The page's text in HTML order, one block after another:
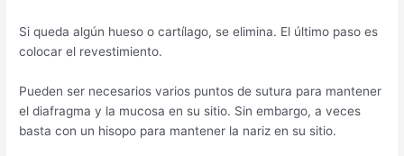
Si queda algún hueso o cartílago, se elimina. El último paso es
colocar el revestimiento.
Pueden ser necesarios varios puntos de sutura para mantener
el diafragma y la mucosa en su sitio. Sin embargo, a veces
basta con un hisopo para mantener la nariz en su sitio.